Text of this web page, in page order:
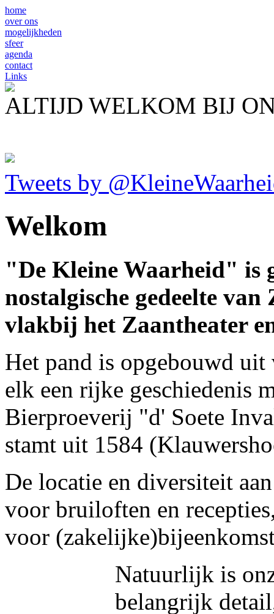
home
over ons
mogelijkheden
sfeer
agenda
contact
Links
ALTIJD WELKOM BIJ
Tweets by
Welkom
"De Kleine Waarheid" is
nostalgische gedeelte
vlakbij het Zaantheater
Het pand is opgebouwd
elk een rijke geschiedenis
Bierproeverij "d' Soete
stamt uit 1584
De locatie en diversiteit
voor bruiloften en
voor
Natuurlijk is
belangrijk